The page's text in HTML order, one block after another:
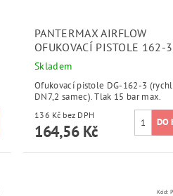
PANTERMAX AIRFLOW
OFUKOVACÍ PISTOLE 162-3
Skladem
Ofukovací pistole DG-162-3
DN7,2 samec). Tlak 15 bar max.
136 Kč bez DPH
164,56 Kč
Kód: